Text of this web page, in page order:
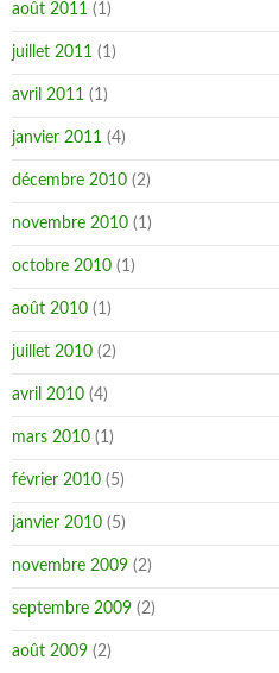
août 2011 (1)
juillet 2011 (1)
avril 2011 (1)
janvier 2011 (4)
décembre 2010 (2)
novembre 2010 (1)
octobre 2010 (1)
août 2010 (1)
juillet 2010 (2)
avril 2010 (4)
mars 2010 (1)
février 2010 (5)
janvier 2010 (5)
novembre 2009 (2)
septembre 2009 (2)
août 2009 (2)